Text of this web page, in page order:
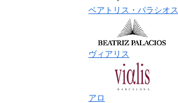
ベアトリス・パラシオス
ヴィアリス
アロ